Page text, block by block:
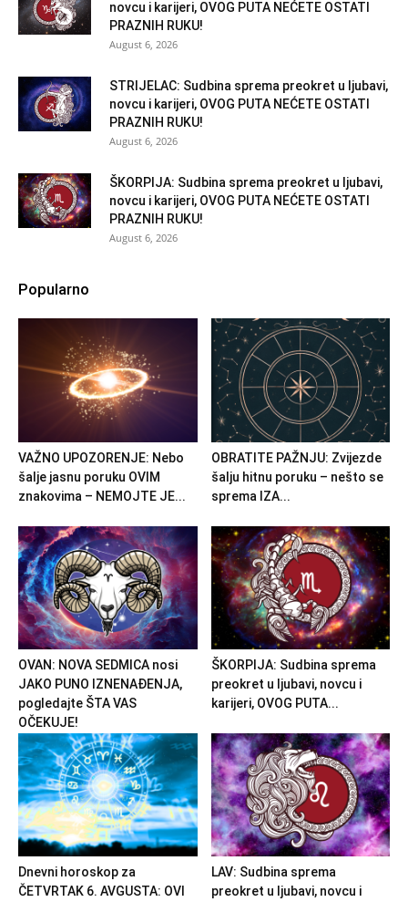
novcu i karijeri, OVOG PUTA NEĆETE OSTATI
PRAZNIH RUKU!
August 6, 2026
STRIJELAC: Sudbina sprema preokret u ljubavi,
novcu i karijeri, OVOG PUTA NEĆETE OSTATI
PRAZNIH RUKU!
August 6, 2026
ŠKORPIJA: Sudbina sprema preokret u ljubavi,
novcu i karijeri, OVOG PUTA NEĆETE OSTATI
PRAZNIH RUKU!
August 6, 2026
Popularno
VAŽNO UPOZORENJE: Nebo
šalje jasnu poruku OVIM
znakovima – NEMOJTE JE...
OBRATITE PAŽNJU: Zvijezde
šalju hitnu poruku – nešto se
sprema IZA...
OVAN: NOVA SEDMICA nosi
JAKO PUNO IZNENAĐENJA,
pogledajte ŠTA VAS
OČEKUJE!
ŠKORPIJA: Sudbina sprema
preokret u ljubavi, novcu i
karijeri, OVOG PUTA...
Dnevni horoskop za
ČETVRTAK 6. AVGUSTA: OVI
LAV: Sudbina sprema
preokret u ljubavi, novcu i